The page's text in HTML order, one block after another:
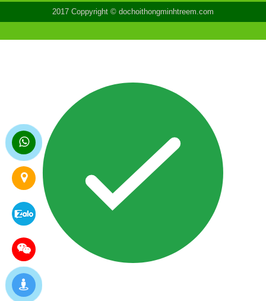
2017 Coppyright © dochoithongminhtreem.com